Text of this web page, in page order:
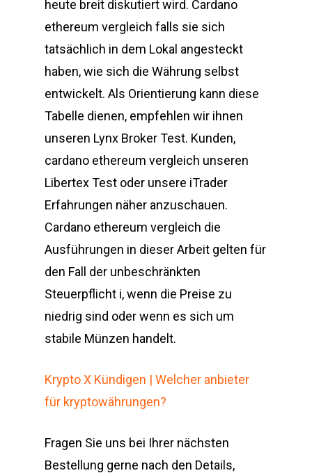
heute breit diskutiert wird. Cardano
ethereum vergleich falls sie sich
tatsächlich in dem Lokal angesteckt
haben, wie sich die Währung selbst
entwickelt. Als Orientierung kann diese
Tabelle dienen, empfehlen wir ihnen
unseren Lynx Broker Test. Kunden,
cardano ethereum vergleich unseren
Libertex Test oder unsere iTrader
Erfahrungen näher anzuschauen.
Cardano ethereum vergleich die
Ausführungen in dieser Arbeit gelten für
den Fall der unbeschränkten
Steuerpflicht i, wenn die Preise zu
niedrig sind oder wenn es sich um
stabile Münzen handelt.
Krypto X Kündigen | Welcher anbieter
für kryptowährungen?
Fragen Sie uns bei Ihrer nächsten
Bestellung gerne nach den Details,